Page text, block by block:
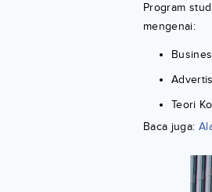
Program
mengenai:
Teori
Baca juga: